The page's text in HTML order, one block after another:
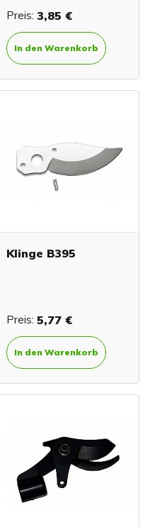
Preis: 3,85 €
In den Warenkorb
Klinge B395
Preis: 5,77 €
In den Warenkorb